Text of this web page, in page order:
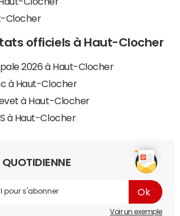
Clocher
officiels à Haut-Clocher
2026 à Haut-Clocher
à Haut-Clocher
à Haut-Clocher
à Haut-Clocher
QUOTIDIENNE
Voir un exemple